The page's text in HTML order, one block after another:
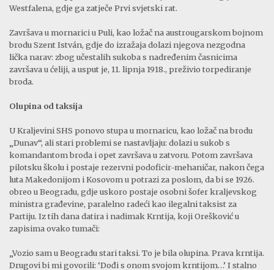
Westfalena, gdje ga zatječe Prvi svjetski rat.
Završava u mornarici u Puli, kao ložač na austrougarskom bojnom
brodu Szent István, gdje do izražaja dolazi njegova nezgodna
lička narav: zbog učestalih sukoba s nadređenim časnicima
završava u ćeliji, a usput je, 11. lipnja 1918., preživio torpediranje
broda.
Olupina od taksija
U Kraljevini SHS ponovo stupa u mornaricu, kao ložač na brodu
„Dunav“, ali stari problemi se nastavljaju: dolazi u sukob s
komandantom broda i opet završava u zatvoru. Potom završava
pilotsku školu i postaje rezervni podoficir-mehaničar, nakon čega
luta Makedonijom i Kosovom u potrazi za poslom, da bi se 1926.
obreo u Beogradu, gdje uskoro postaje osobni šofer kraljevskog
ministra građevine, paralelno radeći kao ilegalni taksist za
Partiju. Iz tih dana datira i nadimak Krntija, koji Orešković u
zapisima ovako tumači:
„Vozio sam u Beogradu stari taksi. To je bila olupina. Prava krntija.
Drugovi bi mi govorili: ‘Dođi s onom svojom krntijom…’ I stalno